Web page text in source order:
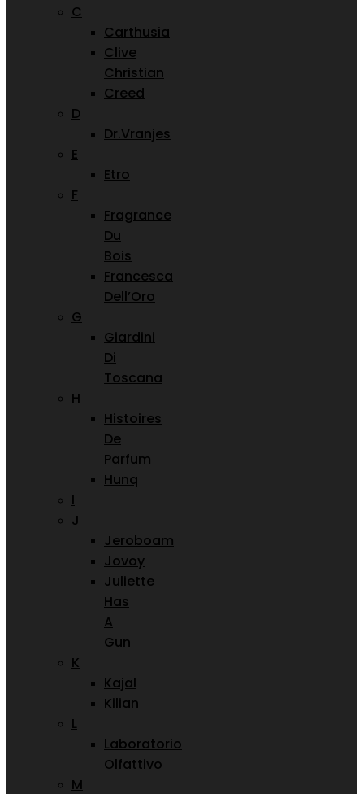
C
Carthusia
Clive
Christian
Creed
D
Dr.Vranjes
E
Etro
F
Fragrance
Du
Bois
Francesca
Dell’Oro
G
Giardini
Di
Toscana
H
Histoires
De
Parfum
Hunq
I
J
Jeroboam
Jovoy
Juliette
Has
A
Gun
K
Kajal
Kilian
L
Laboratorio
Olfattivo
M